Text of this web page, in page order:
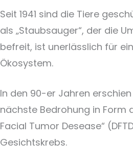
Seit 1941 sind die Tiere
als „Staubsauger“, der die
befreit, ist unerlässlich für
Ökosystem.
In den 90-er Jahren
nächste Bedrohung in Form
Facial Tumor Desease“
Gesichtskrebs.